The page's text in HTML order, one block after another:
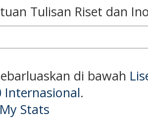
Tulisan Riset dan
di bawah
Internasional.
Stats